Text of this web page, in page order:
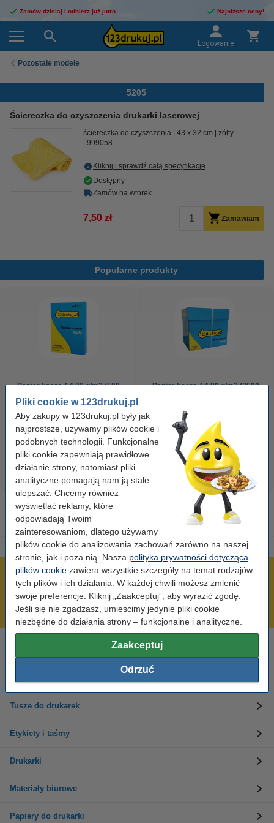
Pliki cookie w 123drukuj.pl
Aby zakupy w 123drukuj.pl były jak
najprostsze, używamy plików cookie i
podobnych technologii. Funkcjonalne
pliki cookie zapewniają prawidłowe
działanie strony, natomiast pliki
analityczne pomagają nam ją stale
ulepszać. Chcemy również
wyświetlać reklamy, które
odpowiadają Twoim
zainteresowaniom, dlatego używamy
plików cookie do analizowania zachowań zarówno na naszej
stronie, jak i poza nią. Nasza polityka prywatności dotycząca
plików cookie zawiera wszystkie szczegóły na temat rodzajów
tych plików i ich działania. W każdej chwili możesz zmienić
swoje preferencje. Kliknij „Zaakceptuj”, aby wyrazić zgodę.
Jeśli się nie zgadzasz, umieścimy jedynie pliki cookie
niezbędne do działania strony – funkcjonalne i analityczne.
Zaakceptuj
Odrzuć
Zamów dzisiaj i odbierz już jutro Najniższe ceny!
Logowanie
Pozostałe modele
5205
Ściereczka do czyszczenia drukarki laserowej
ściereczka do czyszczenia 43 x 32 cm
żółty
999058
Kliknij i sprawdź całą specyfikacje
Dostępny
Zamów na wtorek
7,50 zł Zamawiam
Popularne produkty
Papier ksero A4 80 g/m2 (500
szt.), 123drukuj
23,00 zł z VAT
Papier ksero A4 80 g/m2 (2500
110,00 zł z VAT
600 tysięcy zadowolonych klientów
Wysyłka już dzisiaj!
Najniższe ceny!
Potrzebujesz pomocy?
Skontaktuj się z nami 123 123 270
Pn-Pt od 8:00 do 16:00
Tusze do drukarek
Etykiety i taśmy
Drukarki
Materiały biurowe
Papiery do drukarki